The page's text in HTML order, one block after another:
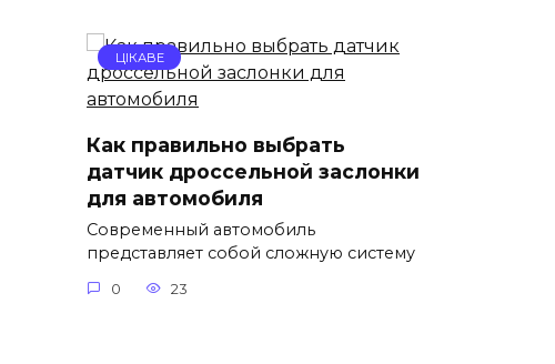
ЦІКАВЕ
Как правильно выбрать
датчик дроссельной заслонки
для автомобиля
Современный автомобиль
представляет собой сложную систему
0 23